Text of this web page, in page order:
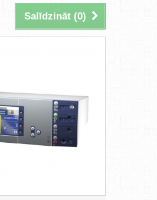
Salīdzināt (0)